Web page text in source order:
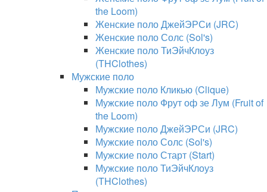
the Loom)
Женские поло ДжейЭРСи (JRC)
Женские поло Солс (Sol's)
Женские поло ТиЭйчКлоуз
(THClothes)
Мужские поло
Мужские поло Кликью (Clique)
Мужские поло Фрут оф зе Лум (Fruit of
the Loom)
Мужские поло ДжейЭРСи (JRC)
Мужские поло Солс (Sol's)
Мужские поло Старт (Start)
Мужские поло ТиЭйчКлоуз
(THClothes)